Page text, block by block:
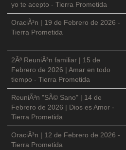
yo te acepto - Tierra Prometida
OraciÃ³n | 19 de Febrero de 2026 -
Tierra Prometida
2Âª ReuniÃ³n familiar | 15 de
Febrero de 2026 | Amar en todo
tiempo - Tierra Prometida
ReuniÃ³n "SÃ© Sano" | 14 de
Febrero de 2026 | Dios es Amor -
Tierra Prometida
OraciÃ³n | 12 de Febrero de 2026 -
Tierra Prometida